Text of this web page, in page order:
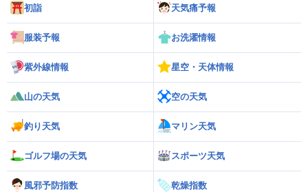
初詣 天気痛予報
服装予報 お洗濯情報
紫外線情報 星空・天体情報
山の天気 空の天気
釣り天気 マリン天気
ゴルフ場の天気 スポーツ天気
風邪予防指数 乾燥指数